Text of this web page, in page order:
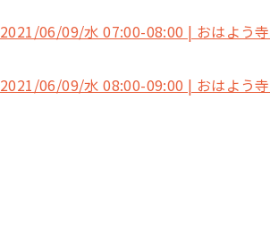
2021/06/09/水 07:00-08:00 | おはよう
2021/06/09/水 08:00-09:00 | おはよう